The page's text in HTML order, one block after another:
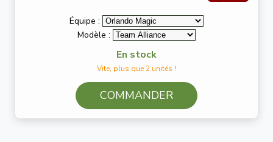
Équipe :
Modèle :
En stock
Vite, plus que 2 unités !
COMMANDER